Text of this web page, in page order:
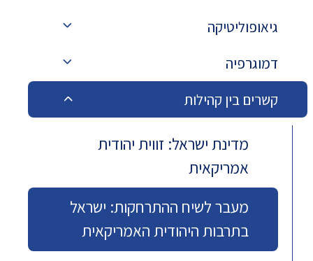
גיאופוליטיקה
דמוגרפיה
קשרים בין קהילות
מדינת ישראל: זווית יהודית
אמריקאית
מעבר לשיח ההתרחקות: ישראל
בתרבות היהודית האמריקאית